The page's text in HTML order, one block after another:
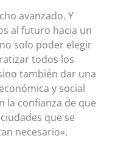
avanzado. Y
al futuro hacia un
solo poder elegir
todos los
también dar una
y social
la confianza de que
que se
necesario».